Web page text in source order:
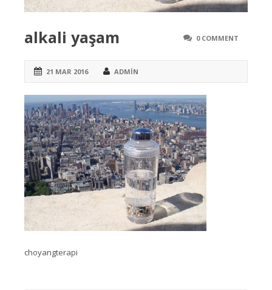
0 COMMENT
alkali yaşam
21 MAR 2016 ADMIN
choyangterapi